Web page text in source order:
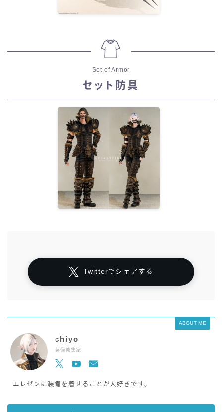
Set of Armor
セット防具
Twitterでシェアする
ABOUT ME
chiyo
装備蒐集家
エレゼンに装備を着せることが大好きです。